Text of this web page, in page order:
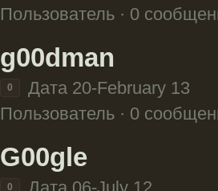
Пользователь · 0
g00dman
0
Дата 20-February 13
Пользователь · 0
G00gle
0